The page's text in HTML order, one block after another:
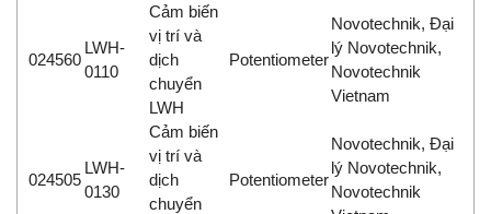
024560
LWH-
0110
Cảm biến
vị trí và
dịch
chuyển
LWH
Potentiometer
Novotechnik, Đại
lý Novotechnik,
Novotechnik
Vietnam
024505
LWH-
0130
Cảm biến
vị trí và
dịch
chuyển
Potentiometer
Novotechnik, Đại
lý Novotechnik,
Novotechnik